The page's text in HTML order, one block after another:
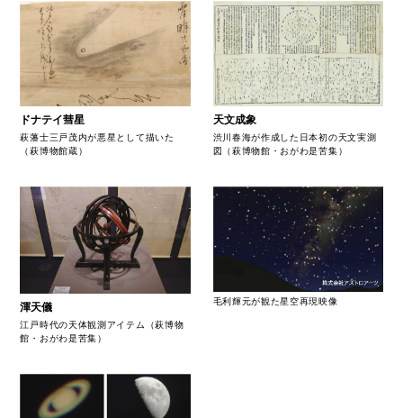
ドナテイ彗星
萩藩士三戸茂内が悪星として描いた
（萩博物館蔵）
天文成象
渋川春海が作成した日本初の天文実測
図（萩博物館・おがわ是苦集）
渾天儀
江戸時代の天体観測アイテム（萩博物
館・おがわ是苦集）
毛利輝元が観た星空再現映像